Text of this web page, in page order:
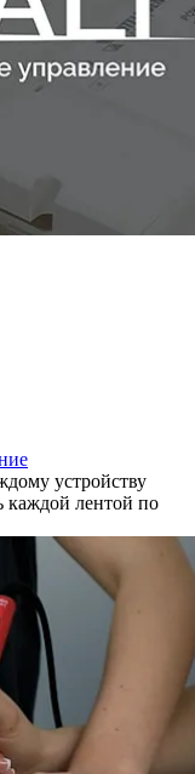
устройству
каждой лентой по